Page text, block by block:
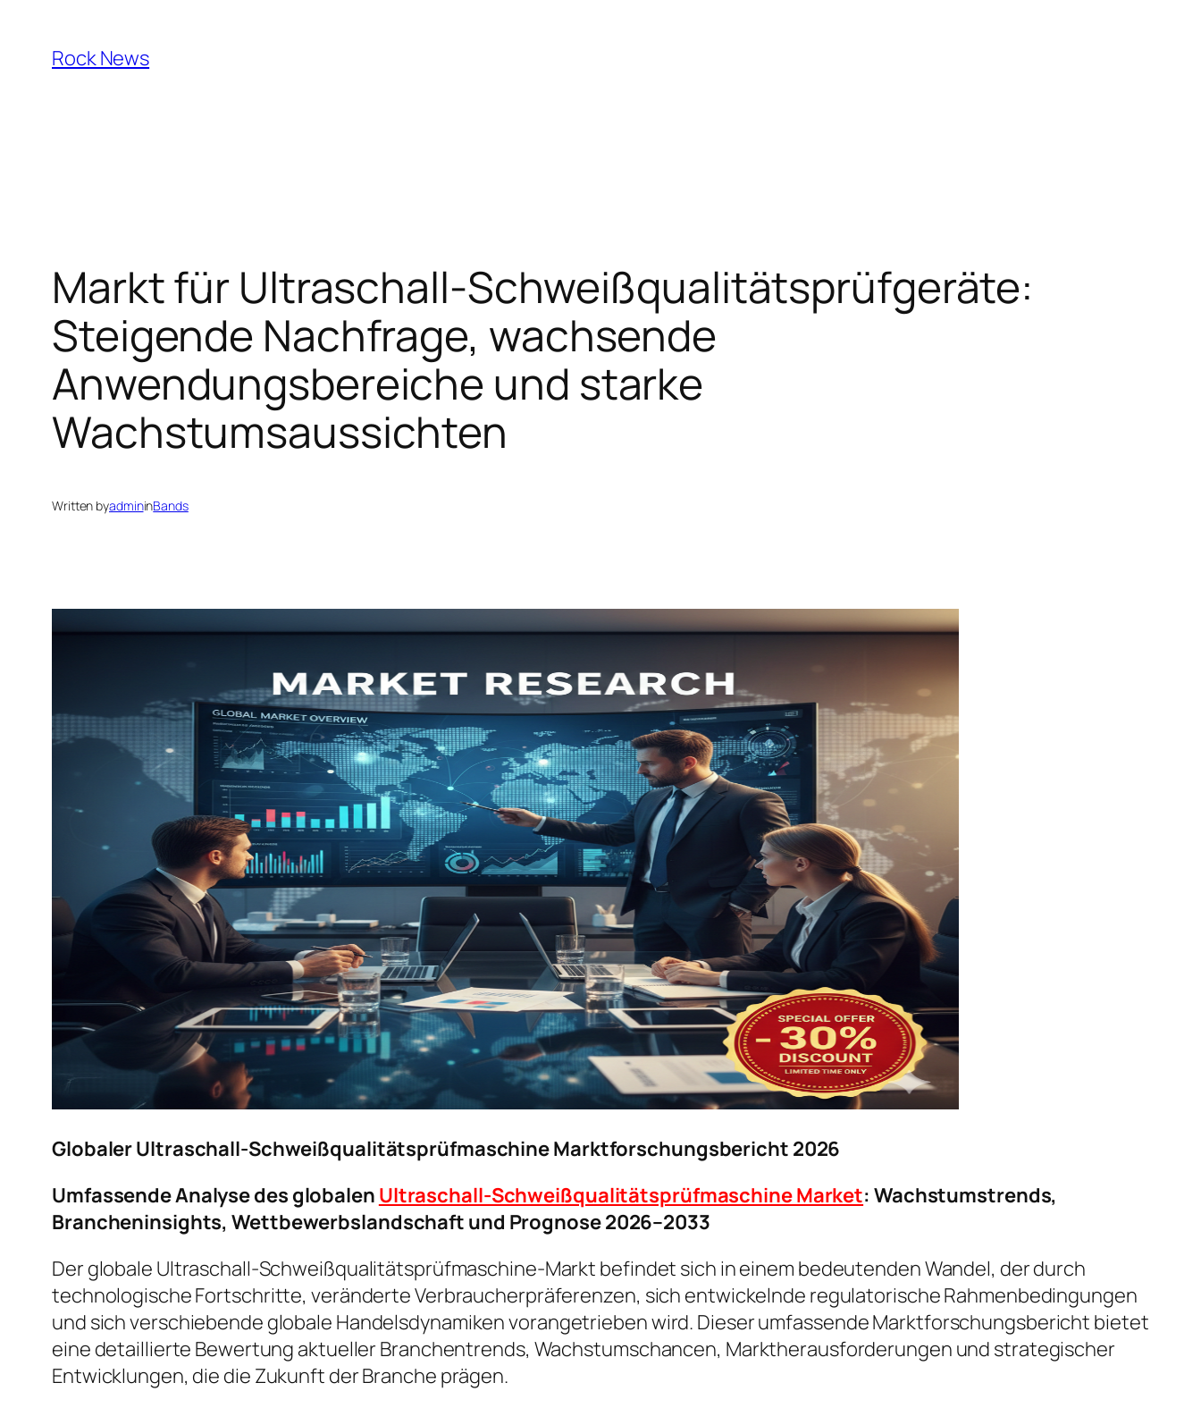
content
Rock News
Markt für Ultraschall-Schweißqualitätsprüfgeräte:
Steigende Nachfrage, wachsende
Anwendungsbereiche und starke
Wachstumsaussichten
Written byadmininBands
Globaler Ultraschall-Schweißqualitätsprüfmaschine Marktforschungsbericht 2026
Umfassende Analyse des globalen Ultraschall-Schweißqualitätsprüfmaschine Market: Wachstumstrends,
Brancheninsights, Wettbewerbslandschaft und Prognose 2026–2033
Der globale Ultraschall-Schweißqualitätsprüfmaschine-Markt befindet sich in einem bedeutenden Wandel, der durch
technologische Fortschritte, veränderte Verbraucherpräferenzen, sich entwickelnde regulatorische Rahmenbedingungen
und sich verschiebende globale Handelsdynamiken vorangetrieben wird. Dieser umfassende Marktforschungsbericht bietet
eine detaillierte Bewertung aktueller Branchentrends, Wachstumschancen, Marktherausforderungen und strategischer
Entwicklungen, die die Zukunft der Branche prägen.